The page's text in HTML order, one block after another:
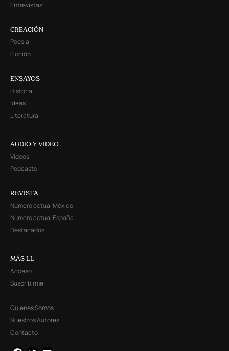
Entrevistas
CREACIÓN
Poesía
Ficción
ENSAYOS
Historia
Ideas
Literatura
AUDIO Y VIDEO
Videos
Podcasts
REVISTA
Número actual México
Número actual España
Destacados
MÁS LL
Acceso
Suscribirme
Quienes Somos
Nuestros Autores
Contacto